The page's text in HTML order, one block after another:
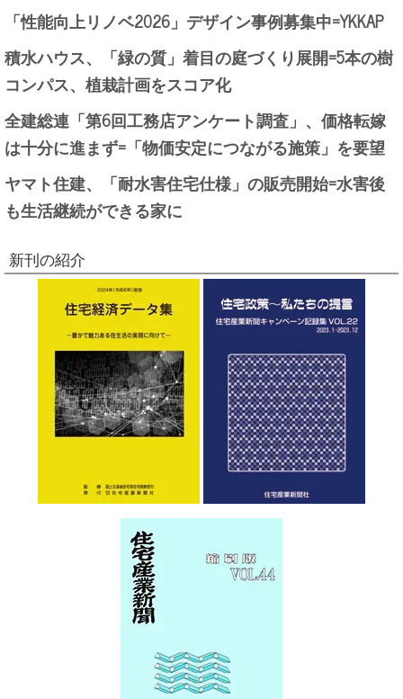
「性能向上リノベ2026」デザイン事例募集中=YKKAP
積水ハウス、「緑の質」着目の庭づくり展開=5本の樹
コンパス、植栽計画をスコア化
全建総連「第6回工務店アンケート調査」、価格転嫁
は十分に進まず=「物価安定につながる施策」を要望
ヤマト住建、「耐水害住宅仕様」の販売開始=水害後
も生活継続ができる家に
新刊の紹介